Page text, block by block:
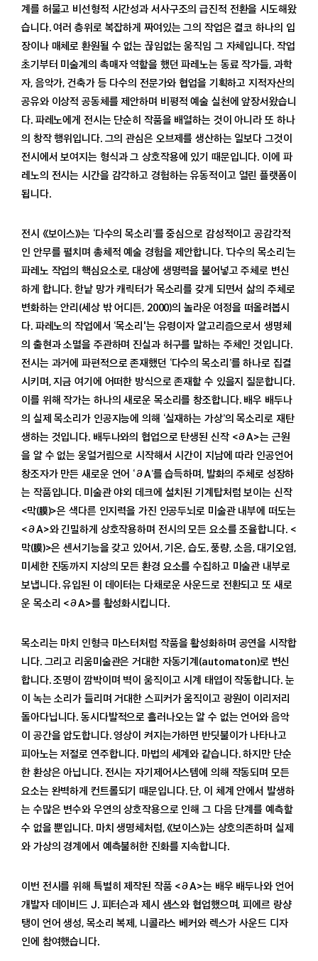
미술관 소개
공지
보도자료
법인회원
계를 허물고 비선형적 시간성과 서사구조의 급진적 전환을 시도해왔
습니다. 여러 층위로 복잡하게 짜여있는 그의 작업은 결코 하나의 입
장이나 매체로 환원될 수 없는 끊임없는 움직임 그 자체입니다. 작업
초기부터 미술계의 촉매자 역할을 했던 파레노는 동료 작가들, 과학
자, 음악가, 건축가 등 다수의 전문가와 협업을 기획하고 지적자산의
공유와 이상적 공동체를 제안하며 비평적 예술 실천에 앞장서왔습니
다. 파레노에게 전시는 단순히 작품을 배열하는 것이 아니라 또 하나
의 창작 행위입니다. 그의 관심은 오브제를 생산하는 일보다 그것이
전시에서 보여지는 형식과 그 상호작용에 있기 때문입니다. 이에 파
레노의 전시는 시간을 감각하고 경험하는 유동적이고 열린 플랫폼이
됩니다.
전시 《보이스》는 ‘다수의 목소리’를 중심으로 감성적이고 공감각적
인 안무를 펼치며 총체적 예술 경험을 제안합니다. ‘다수의 목소리’는
파레노 작업의 핵심요소로, 대상에 생명력을 불어넣고 주체로 변신
하게 합니다. 한낱 망가 캐릭터가 목소리를 갖게 되면서 삶의 주체로
변화하는 안리(세상 밖 어디든, 2000)의 놀라운 여정을 떠올려봅시
다. 파레노의 작업에서 ‘목소리'는 유령이자 알고리즘으로서 생명체
의 출현과 소멸을 주관하며 진실과 허구를 말하는 주체인 것입니다.
전시는 과거에 파편적으로 존재했던 ‘다수의 목소리’를 하나로 집결
시키며, 지금 여기에 어떠한 방식으로 존재할 수 있을지 질문합니다.
이를 위해 작가는 하나의 새로운 목소리를 창조합니다. 배우 배두나
의 실제 목소리가 인공지능에 의해 ‘실재하는 가상’의 목소리로 재탄
생하는 것입니다. 배두나와의 협업으로 탄생된 신작 <∂A>는 근원
을 알 수 없는 웅얼거림으로 시작해서 시간이 지남에 따라 인공언어
창조자가 만든 새로운 언어 ‘∂A’를 습득하며, 발화의 주체로 성장하
는 작품입니다. 미술관 야외 데크에 설치된 기계탑처럼 보이는 신작
<막(膜)>은 색다른 인지력을 가진 인공두뇌로 미술관 내부에 떠도는
<∂A>와 긴밀하게 상호작용하며 전시의 모든 요소를 조율합니다. <
막(膜)>은 센서기능을 갖고 있어서, 기온, 습도, 풍량, 소음, 대기오염,
미세한 진동까지 지상의 모든 환경 요소를 수집하고 미술관 내부로
보냅니다. 유입된 이 데이터는 다채로운 사운드로 전환되고 또 새로
운 목소리 <∂A>를 활성화시킵니다.
목소리는 마치 인형극 마스터처럼 작품을 활성화하며 공연을 시작합
니다. 그리고 리움미술관은 거대한 자동기계(automaton)로 변신
합니다. 조명이 깜박이며 벽이 움직이고 시계 태엽이 작동합니다. 눈
이 녹는 소리가 들리며 거대한 스피커가 움직이고 광원이 이리저리
돌아다닙니다. 동시다발적으로 흘러나오는 알 수 없는 언어와 음악
이 공간을 압도합니다. 영상이 켜지는가하면 반딧불이가 나타나고
피아노는 저절로 연주합니다. 마법의 세계와 같습니다. 하지만 단순
한 환상은 아닙니다. 전시는 자기제어시스템에 의해 작동되며 모든
요소는 완벽하게 컨트롤되기 때문입니다. 단, 이 체계 안에서 발생하
는 수많은 변수와 우연의 상호작용으로 인해 그 다음 단계를 예측할
수 없을 뿐입니다. 마치 생명체처럼, 《보이스》는 상호의존하며 실제
와 가상의 경계에서 예측불허한 진화를 지속합니다.
이번 전시를 위해 특별히 제작된 작품 <∂A>는 배우 배두나와 언어
개발자 데이비드 J. 피터슨과 제시 샘스와 협업했으며, 피에르 랑샹
탱이 언어 생성, 목소리 복제, 니콜라스 베커와 렉스가 사운드 디자
인에 참여했습니다.